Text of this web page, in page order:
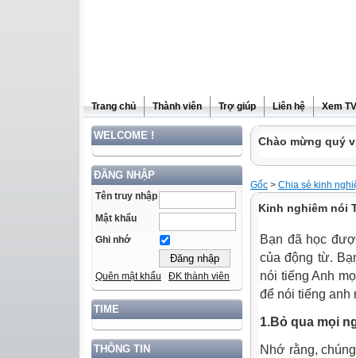
Trang chủ Thành viên Trợ giúp Liên hệ Xem TV
WELCOME !
ĐĂNG NHẬP
Tên truy nhập
Mật khẩu
Ghi nhớ
Quên mật khẩu ĐK thành viên
TIME
THÔNG TIN
Chào mừng quý
Gốc > Chia sẻ kinh
Kinh nghiêm nói
Bạn đã học
của động từ.
nói tiếng Anh
để nói tiếng
1.Bỏ qua mọi
Nhớ rằng,